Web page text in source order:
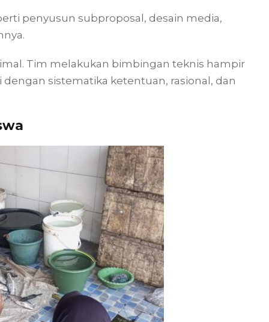
penyusun subproposal, desain media,
Tim melakukan bimbingan teknis hampir
sistematika ketentuan, rasional, dan